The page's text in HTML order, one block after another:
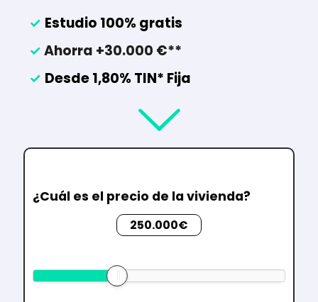
✓ Estudio 100% gratis
✓Ahorra +30.000 €**
✓ Desde 1,80% TIN* Fija
¿Cuál es el precio de la vivienda?
250.000€